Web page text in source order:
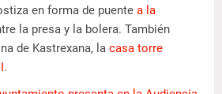
en forma de puente a la
la presa y la bolera. También
de Kastrexana, la casa torre
.